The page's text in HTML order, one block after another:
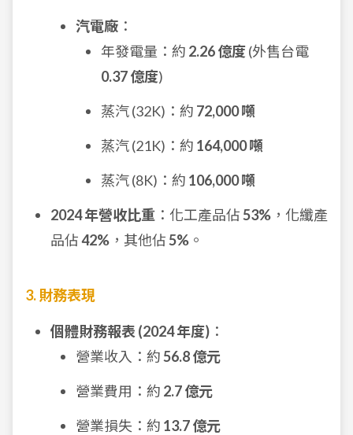
汽電廠 ：
年發電量：約 2.26 億度(外售台電
0.37 億度)
蒸汽 (32K)：約 72,000 噸
蒸汽 (21K)：約 164,000 噸
蒸汽 (8K)：約 106,000 噸
2024 年營收比重 ：化工產品佔53% ，化纖產
品佔42% ，其他佔5% 。
3. 財務表現
個體財務報表 (2024 年度) ：
營業收入：約56.8 億元
營業費用：約 2.7 億元
營業損失：約 13.7 億元